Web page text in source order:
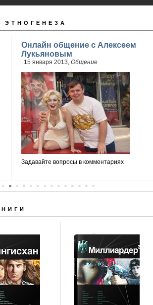
ЭТНОГЕНЕЗА
Онлайн общение с Алексеем
Лукьяновым
15 января 2013, Общение
Задавайте вопросы в комментариях